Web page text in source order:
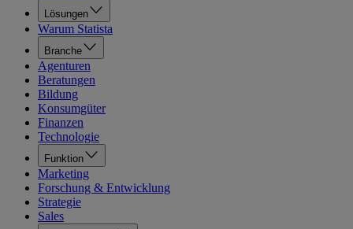
Lösungen
Warum Statista
Branche
Agenturen
Beratungen
Bildung
Konsumgüter
Finanzen
Technologie
Funktion
Marketing
Forschung & Entwicklung
Strategie
Sales